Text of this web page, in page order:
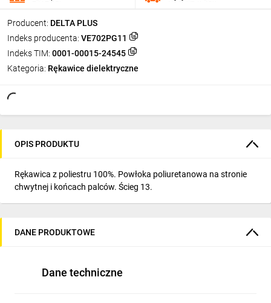
Producent: DELTA PLUS
Indeks producenta: VE702PG11
Indeks TIM: 0001-00015-24545
Kategoria: Rękawice dielektryczne
OPIS PRODUKTU
Rękawica z poliestru 100%. Powłoka poliuretanowa na stronie
chwytnej i końcach palców. Ścieg 13.
DANE PRODUKTOWE
Dane techniczne